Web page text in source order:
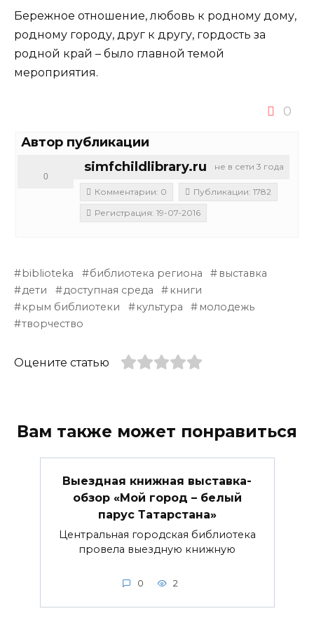
Бережное отношение, любовь к родному дому,
родному городу, друг к другу, гордость за
родной край – было главной темой
мероприятия.
0
Автор публикации
не в сети 3 года
simfchildlibrary.ru
0
Комментарии: 0
Публикации: 1782
Регистрация: 19-07-2016
biblioteka библиотека региона
выставка
дети
доступная среда
книги
крым библиотеки
культура
молодежь
творчество
Оцените статью
Вам также может понравиться
Выездная книжная выставка-
обзор «Мой город – белый
парус Татарстана»
Центральная городская библиотека
провела выездную книжную
0 2